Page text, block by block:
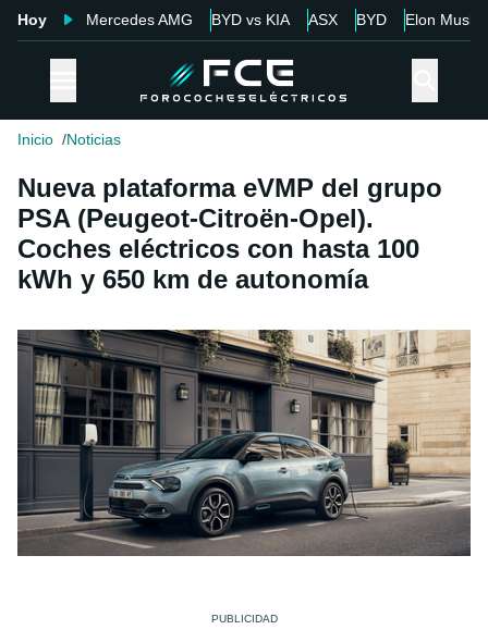
Hoy Mercedes AMG BYD vs KIA ASX BYD Elon Musk
Inicio Noticias
Nueva plataforma eVMP del grupo
PSA (Peugeot-Citroën-Opel).
Coches eléctricos con hasta 100
kWh y 650 km de autonomía